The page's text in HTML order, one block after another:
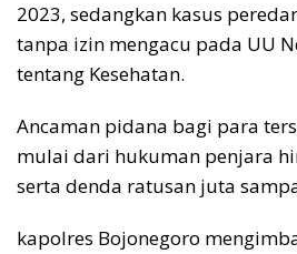
2023, sedangkan kasus
tanpa izin mengacu pada UU
tentang Kesehatan.
Ancaman pidana bagi para
mulai dari hukuman penjara
serta denda ratusan juta
kapolres Bojonegoro